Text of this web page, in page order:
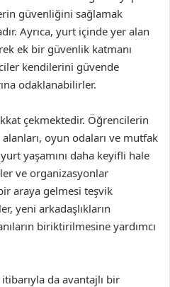
güvenliğini sağlamak
Ayrıca, yurt içinde yer alan
ek bir güvenlik katmanı
kendilerini güvende
odaklanabilirler.
çekmektedir. Öğrencilerin
oyun odaları ve mutfak
yaşamını daha keyifli hale
ve organizasyonlar
araya gelmesi teşvik
yeni arkadaşlıkların
biriktirilmesine yardımcı
da avantajlı bir